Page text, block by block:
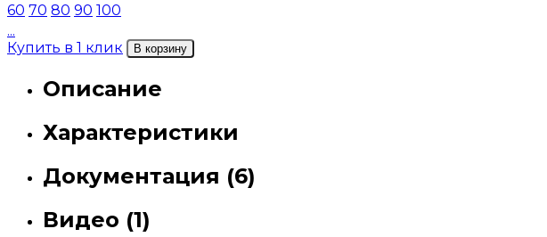
60 70 80 90 100
...
Купить в 1 клик
В корзину
Описание
Характеристики
Документация (6)
Видео (1)